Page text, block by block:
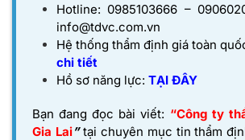
Hotline: 0985103666 –
info@tdvc.com.vn
Hệ thống thẩm định giá toàn
chi tiết
Hồ sơ năng lực: TẠI ĐÂY
Bạn đang đọc bài viết: “Công ty
Gia Lai”tại chuyên mục tin thẩm